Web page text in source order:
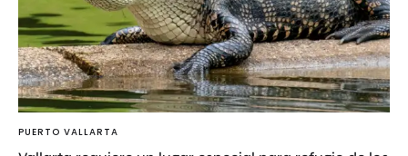
PUERTO VALLARTA